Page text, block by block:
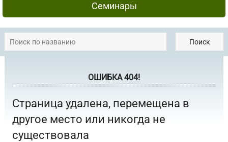
Семинары
Поиск
ОШИБКА 404!
Страница удалена, перемещена в
другое место или никогда не
существовала